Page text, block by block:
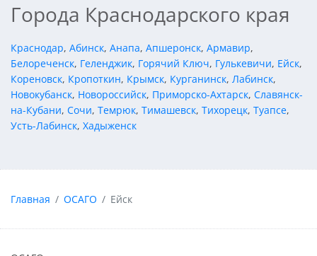
Города Краснодарского края
Краснодар, Абинск, Анапа, Апшеронск, Армавир,
Белореченск, Геленджик, Горячий Ключ, Гулькевичи, Ейск,
Кореновск, Кропоткин, Крымск, Курганинск, Лабинск,
Новокубанск, Новороссийск, Приморско-Ахтарск, Славянск-
на-Кубани, Сочи, Темрюк, Тимашевск, Тихорецк, Туапсе,
Усть-Лабинск, Хадыженск
Главная ОСАГО Ейск